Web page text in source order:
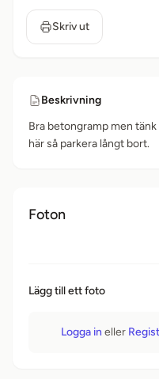
Skriv ut
Beskrivning
Bra betongramp men
här så parkera långt bort.
Foton
Lägg till ett foto
Logga in eller